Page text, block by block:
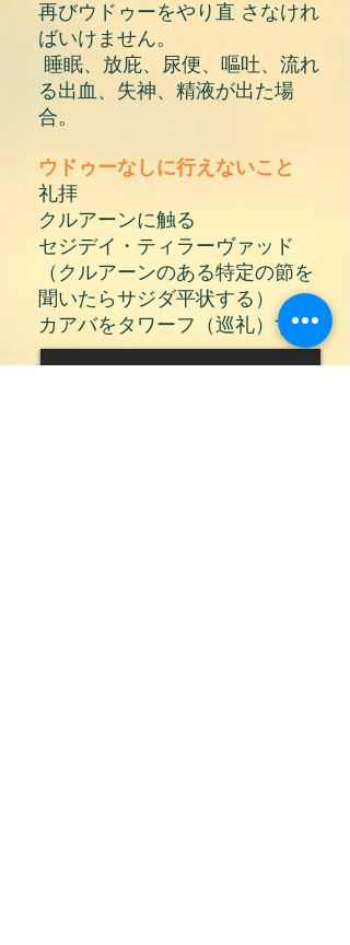
再びウドゥーをやり直 さなけれ
ばいけません。
睡眠、放庇、尿便、嘔吐、流れ
る出血、失神、精液が出た場
合。
ウドゥーなしに行えないこと
礼拝
クルアーンに触る
セジデイ・ティラーヴァッド
（クルアーンのある特定の節を
聞いたらサジダ平状する）
カアバをタワーフ（巡礼）する